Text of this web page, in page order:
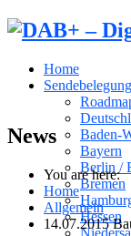
Home
Sendebelegung
Baden-
Bayern
Berlin /
Bremen
Hessen
News
You are here:
Home
Allgemein
14.07.2015